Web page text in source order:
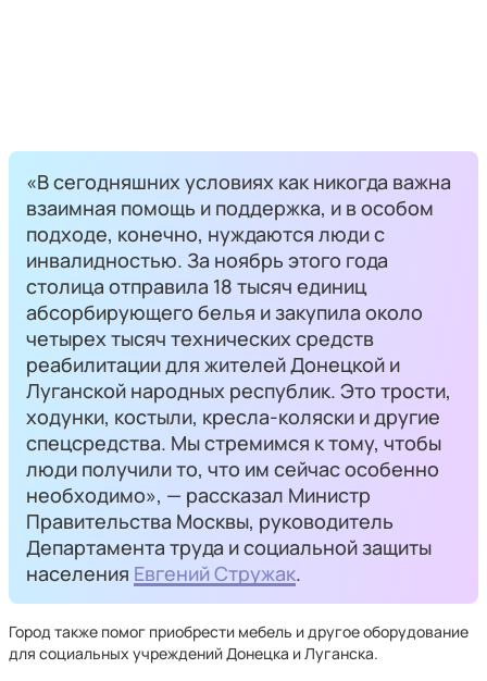
«В сегодняшних условиях как никогда важна
взаимная помощь и поддержка, и в особом
подходе, конечно, нуждаются люди с
инвалидностью. За ноябрь этого года
столица отправила 18 тысяч единиц
абсорбирующего белья и закупила около
четырех тысяч технических средств
реабилитации для жителей Донецкой и
Луганской народных республик. Это трости,
ходунки, костыли, кресла-коляски и другие
спецсредства. Мы стремимся к тому, чтобы
люди получили то, что им сейчас особенно
необходимо», — рассказал Министр
Правительства Москвы, руководитель
Департамента труда и социальной защиты
населения Евгений Стружак.
Город также помог приобрести мебель и другое оборудование
для социальных учреждений Донецка и Луганска.